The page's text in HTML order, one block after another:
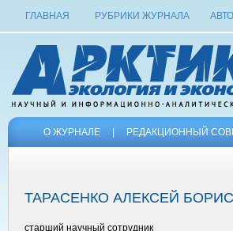
ГЛАВНАЯ РУБРИКИ ЖУРНАЛА
О ЖУРНАЛЕ РЕДАКЦИОННЫЙ
ТАРАСЕНКО АЛЕКСЕЙ
старший научный сотрудник